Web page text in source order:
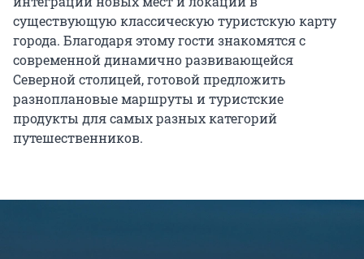
существующую классическую туристскую карту
города. Благодаря этому гости знакомятся с
современной динамично развивающейся
Северной столицей, готовой предложить
разноплановые маршруты и туристские
продукты для самых разных категорий
путешественников.